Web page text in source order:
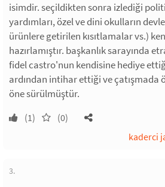
isimdir. seçildikten sonra izlediği
yardımları, özel ve dini okulların
ürünlere getirilen kısıtlamalar vs.)
hazırlamıştır. başkanlık sarayında
fidel castro'nun kendisine hediye
ardından intihar ettiği ve çatışmada
öne sürülmüştür.
(1) (0)
kaderci
3.